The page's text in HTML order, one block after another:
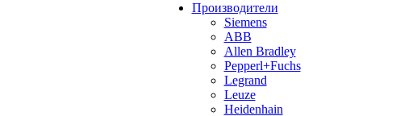
Производители
Siemens
ABB
Allen Bradley
Pepperl+Fuchs
Legrand
Leuze
Heidenhain